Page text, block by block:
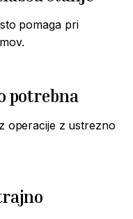
pomaga pri
potrebna
operacije z ustrezno